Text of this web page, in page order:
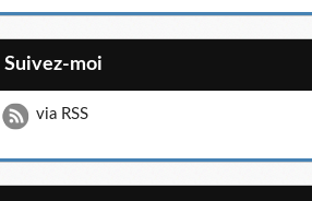
Suivez-moi
via RSS